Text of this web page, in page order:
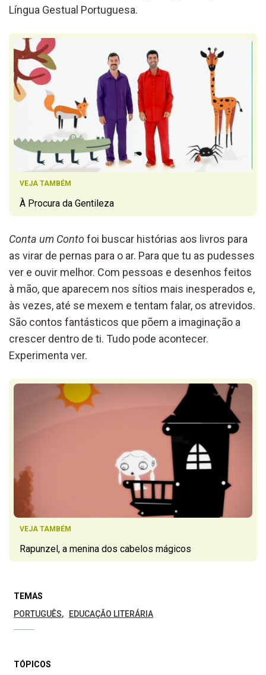
Língua Gestual Portuguesa.
VEJA TAMBÉM
À Procura da Gentileza
Conta um Contofoi buscar histórias aos livros para
as virar de pernas para o ar. Para que tu as pudesses
ver e ouvir melhor. Com pessoas e desenhos feitos
à mão, que aparecem nos sítios mais inesperados e,
às vezes, até se mexem e tentam falar, os atrevidos.
São contos fantásticos que põem a imaginação a
crescer dentro de ti. Tudo pode acontecer.
Experimenta ver.
VEJA TAMBÉM
Rapunzel, a menina dos cabelos mágicos
TEMAS
PORTUGUÊS
EDUCAÇÃO LITERÁRIA
TÓPICOS